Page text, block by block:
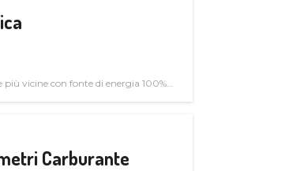
vicine con fonte di energia 100%
Carburante